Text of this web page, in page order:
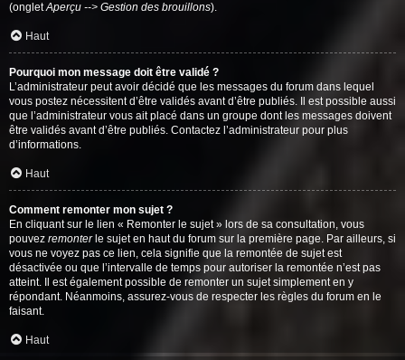
(ongletAperçu --> Gestion des brouillons).
Haut
Pourquoi mon message doit être validé ?
L’administrateur peut avoir décidé que les messages du forum dans lequel
vous postez nécessitent d’être validés avant d’être publiés. Il est possible aussi
que l’administrateur vous ait placé dans un groupe dont les messages doivent
être validés avant d’être publiés. Contactez l’administrateur pour plus
d’informations.
Haut
Comment remonter mon sujet ?
En cliquant sur le lien « Remonter le sujet » lors de sa consultation, vous
pouvez remonterle sujet en haut du forum sur la première page. Par ailleurs, si
vous ne voyez pas ce lien, cela signifie que la remontée de sujet est
désactivée ou que l’intervalle de temps pour autoriser la remontée n’est pas
atteint. Il est également possible de remonter un sujet simplement en y
répondant. Néanmoins, assurez-vous de respecter les règles du forum en le
faisant.
Haut